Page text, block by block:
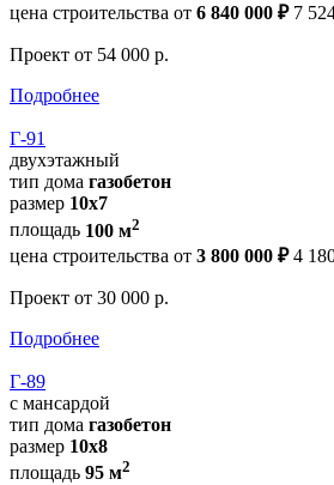
цена строительства от 6 840 000 ₽ 7
Проект от 54 000 р.
Подробнее
Г-91
двухэтажный
тип дома газобетон
размер 10x7
площадь 100 м2
цена строительства от 3 800 000 ₽ 4
Проект от 30 000 р.
Подробнее
Г-89
с мансардой
тип дома газобетон
размер 10x8
площадь 95 м2